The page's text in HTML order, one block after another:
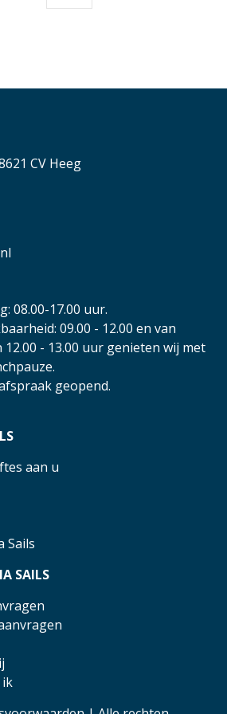
CV Heeg
08.00-17.00 uur.
09.00 - 12.00 en van
12.00 - 13.00 uur genieten wij met
geopend.
aan u
Sails
SAILS